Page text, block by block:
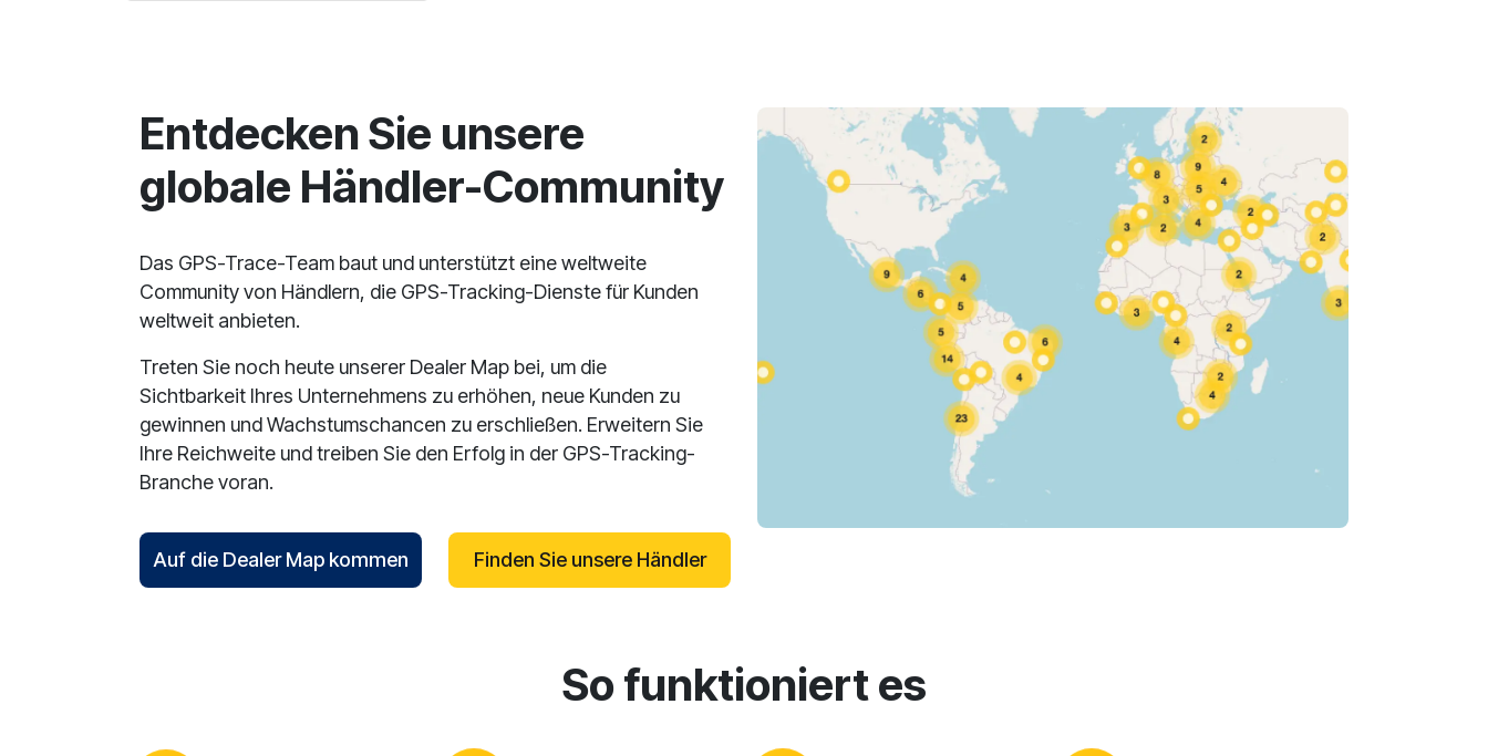
Entdecken Sie unsere
globale Händler-Community
Das GPS-Trace-Team baut und unterstützt eine weltweite
Community von Händlern, die GPS-Tracking-Dienste für Kunden
weltweit anbieten.
Treten Sie noch heute unserer Dealer Map bei, um die
Sichtbarkeit Ihres Unternehmens zu erhöhen, neue Kunden zu
gewinnen und Wachstumschancen zu erschließen. Erweitern Sie
Ihre Reichweite und treiben Sie den Erfolg in der GPS-Tracking-
Branche voran.
Auf die Dealer Map kommen Finden Sie unsere Händler
So funktioniert es